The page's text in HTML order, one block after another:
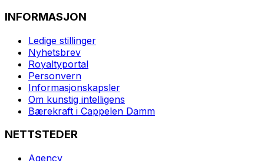
INFORMASJON
Ledige stillinger
Nyhetsbrev
Royaltyportal
Personvern
Informasjonskapsler
Om kunstig intelligens
Bærekraft i Cappelen Damm
NETTSTEDER
Agency